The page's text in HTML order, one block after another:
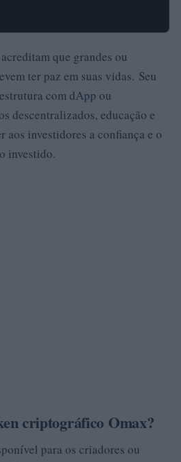
que grandes ou
ter paz em suas vidas. Seu
com dApp ou
descentralizados, educação e
aos investidores a confiança e o
investido.
criptográfico Omax?
para os criadores ou